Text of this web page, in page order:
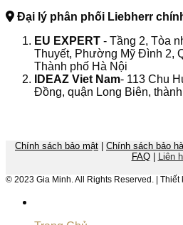
Đại lý phân phối Liebherr
EU EXPERT - Tầng 2, Tòa
Thuyết, Phường Mỹ Đình 2,
Thành phố Hà Nội
IDEAZ Viet Nam- 113 Chu
Đồng, quận Long Biên,
Chính sách bảo mật Chính sách bảo
FAQ| Liên
© 2023 Gia Minh. All Rights Reserved. | Thiết